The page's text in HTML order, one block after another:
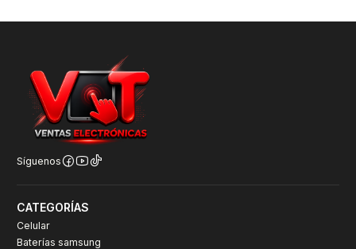
Síguenos
CATEGORÍAS
Celular
Baterías samsung